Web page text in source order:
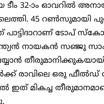
32-ാം ഓവറിൽ
45 റൺസുമായി
പാട്ടിദാറാണ് ടോപ്
നായകൻ സഞ്ജു
രാവിലെ ഒരു ഫീൽഡ്
ഇത് മികച്ച